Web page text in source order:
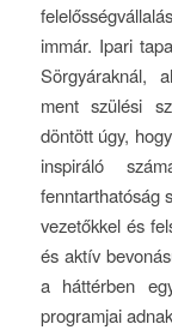
immár. Ipari
Sörgyáraknál,
ment szülési
döntött úgy,
inspiráló
fenntarthatóság
vezetőkkel és
és aktív
a háttérben
programjai